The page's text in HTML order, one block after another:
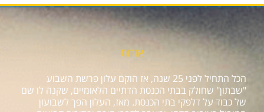
אודות
הכל התחיל לפני 25 שנה, אז הוקם עלון פרשת השבוע
"שבתון" שחולק בבתי הכנסת הדתיים הלאומיים, שקנה לו שם
של כבוד על דלפקי בתי הכנסת. מאז, העלון הפך לשבועון